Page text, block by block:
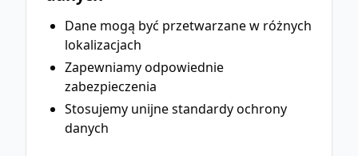
Dane mogą być przetwarzane w różnych
lokalizacjach
Zapewniamy odpowiednie
zabezpieczenia
Stosujemy unijne standardy ochrony
danych